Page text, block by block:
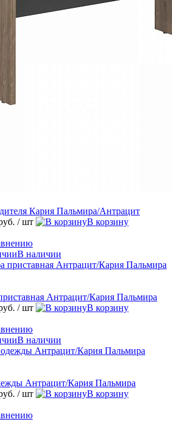
Кария Пальмира/Антрацит
/ шт
В корзину
В наличии
Антрацит/Кария Пальмира
/ шт
В корзину
В наличии
Антрацит/Кария Пальмира
/ шт
В корзину